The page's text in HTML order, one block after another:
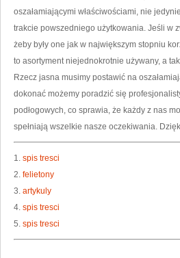
oszałamiającymi właściwościami, nie
trakcie powszedniego użytkowania. Jeśli w
żeby były one jak w największym stopniu
to asortyment niejednokrotnie używany, a
Rzecz jasna musimy postawić na
dokonać możemy poradzić się
podłogowych, co sprawia, że każdy z nas
spełniają wszelkie nasze oczekiwania.
1. spis tresci
2. felietony
3. artykuly
4. spis tresci
5. spis tresci